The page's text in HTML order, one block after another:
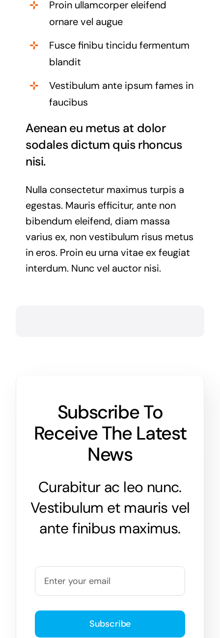
Proin ullamcorper eleifend
ornare vel augue
Fusce finibu tincidu fermentum
blandit
Vestibulum ante ipsum fames in
faucibus
Aenean eu metus at dolor
sodales dictum quis rhoncus
nisi.
Nulla consectetur maximus turpis a
egestas. Mauris efficitur, ante non
bibendum eleifend, diam massa
varius ex, non vestibulum risus metus
in eros. Proin eu urna vitae ex feugiat
interdum. Nunc vel auctor nisi.
Subscribe To
Receive The Latest
News
Curabitur ac leo nunc.
Vestibulum et mauris vel
ante finibus maximus.
Subscribe